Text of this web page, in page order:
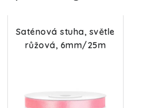
Saténová stuha, světle
růžová, 6mm/25m